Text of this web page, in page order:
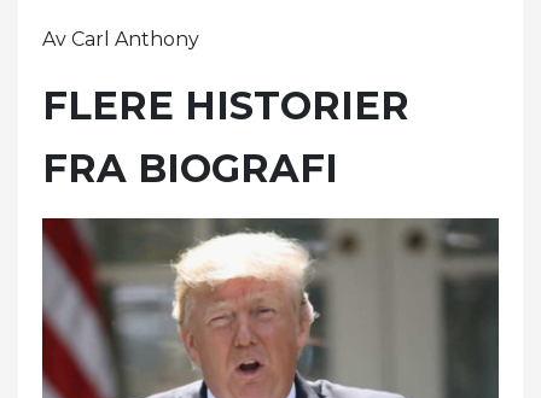
Av Carl Anthony
FLERE HISTORIER
FRA BIOGRAFI